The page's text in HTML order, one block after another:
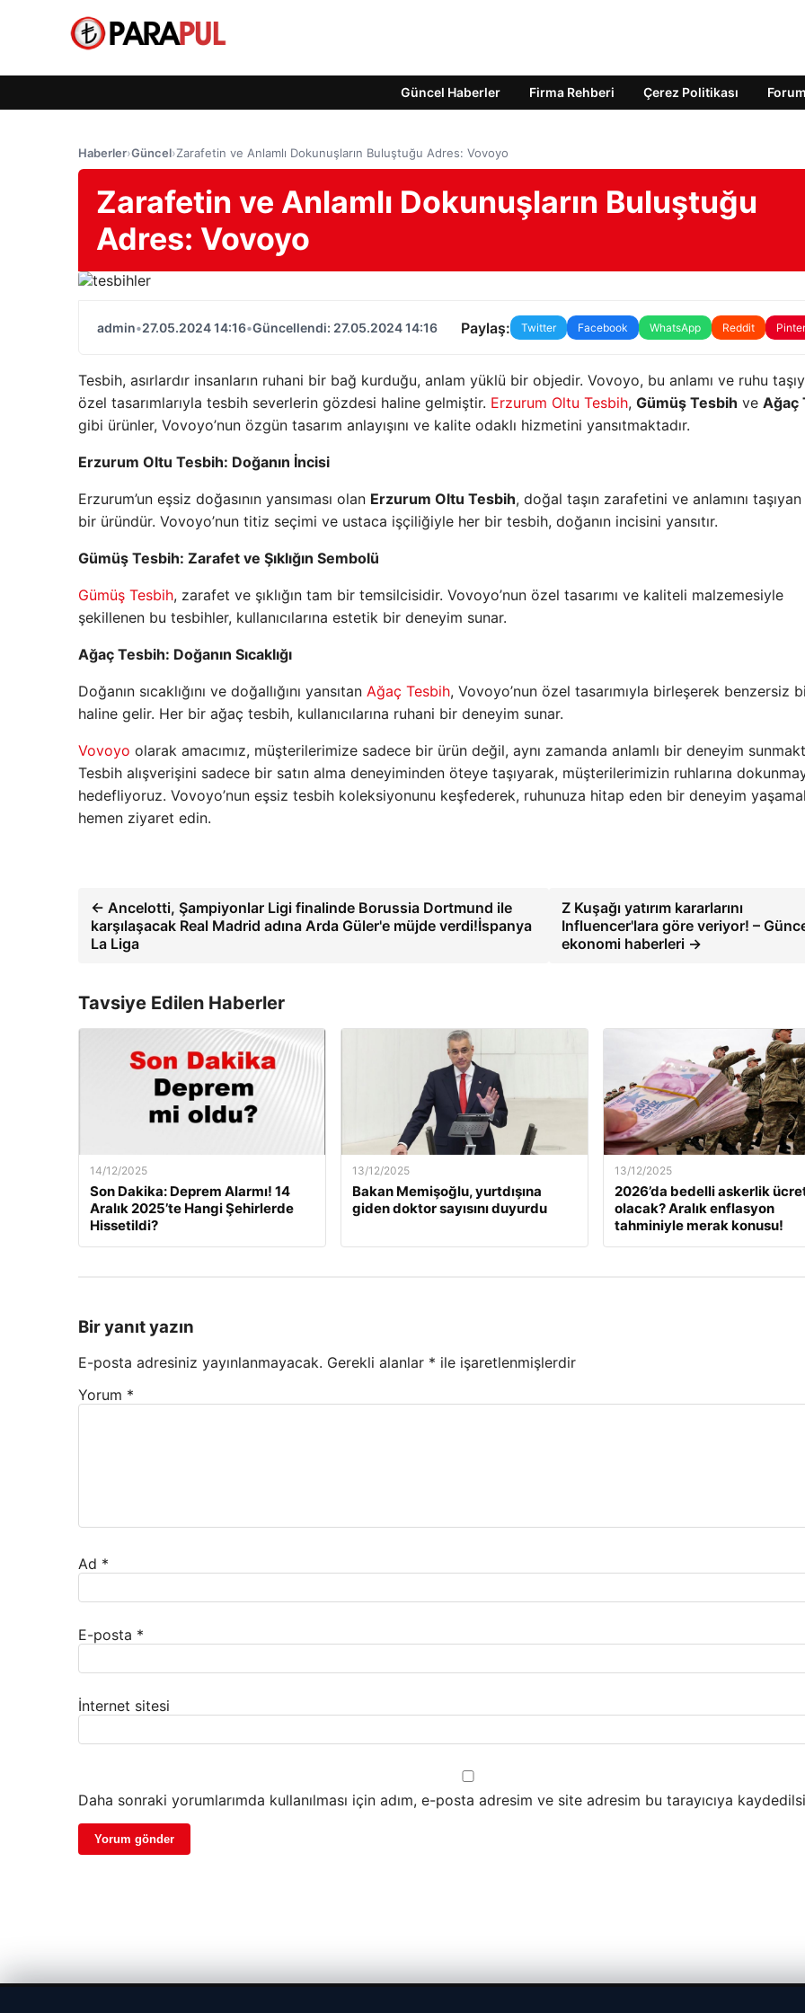
Güncel Haberler Firma Rehberi Çerez Politikası Forum
Haberler›Güncel›Zarafetin ve Anlamlı Dokunuşların Buluştuğu Adres: Vovoyo
Zarafetin ve Anlamlı Dokunuşların Buluştuğu
Adres: Vovoyo
admin•27.05.2024 14:16•Güncellendi: 27.05.2024 14:16 Paylaş: Twitter Facebook WhatsApp Reddit
Tesbih, asırlardır insanların ruhani bir bağ kurduğu, anlam yüklü bir objedir. Vovoyo, bu anlamı ve ruhu
özel tasarımlarıyla tesbih severlerin gözdesi haline gelmiştir. Erzurum Oltu Tesbih, Gümüş Tesbih ve Ağaç
gibi ürünler, Vovoyo’nun özgün tasarım anlayışını ve kalite odaklı hizmetini yansıtmaktadır.
Erzurum Oltu Tesbih: Doğanın İncisi
Erzurum’un eşsiz doğasının yansıması olan Erzurum Oltu Tesbih, doğal taşın zarafetini ve anlamını
bir üründür. Vovoyo’nun titiz seçimi ve ustaca işçiliğiyle her bir tesbih, doğanın incisini yansıtır.
Gümüş Tesbih: Zarafet ve Şıklığın Sembolü
Gümüş Tesbih, zarafet ve şıklığın tam bir temsilcisidir. Vovoyo’nun özel tasarımı ve kaliteli malzemesiyle
şekillenen bu tesbihler, kullanıcılarına estetik bir deneyim sunar.
Ağaç Tesbih: Doğanın Sıcaklığı
Doğanın sıcaklığını ve doğallığını yansıtan Ağaç Tesbih, Vovoyo’nun özel tasarımıyla birleşerek benzersiz
haline gelir. Her bir ağaç tesbih, kullanıcılarına ruhani bir deneyim sunar.
Vovoyo olarak amacımız, müşterilerimize sadece bir ürün değil, aynı zamanda anlamlı bir deneyim
Tesbih alışverişini sadece bir satın alma deneyiminden öteye taşıyarak, müşterilerimizin ruhlarına
hedefliyoruz. Vovoyo’nun eşsiz tesbih koleksiyonunu keşfederek, ruhunuza hitap eden bir deneyim
hemen ziyaret edin.
← Ancelotti, Şampiyonlar Ligi finalinde Borussia Dortmund ile
karşılaşacak Real Madrid adına Arda Güler'e müjde verdi!İspanya
La Liga
Z Kuşağı yatırım kararlarını
Influencer'lara göre veriyor! –
ekonomi haberleri →
Tavsiye Edilen Haberler
14/12/2025
Son Dakika: Deprem Alarmı! 14
Aralık 2025’te Hangi Şehirlerde
Hissetildi?
13/12/2025
Bakan Memişoğlu, yurtdışına
giden doktor sayısını duyurdu
13/12/2025
2026’da bedelli askerlik
olacak? Aralık enflasyon
tahminiyle merak konusu!
Bir yanıt yazın
E-posta adresiniz yayınlanmayacak. Gerekli alanlar * ile işaretlenmişlerdir
Yorum *
Ad *
E-posta *
İnternet sitesi
Daha sonraki yorumlarımda kullanılması için adım, e-posta adresim ve site adresim bu tarayıcıya